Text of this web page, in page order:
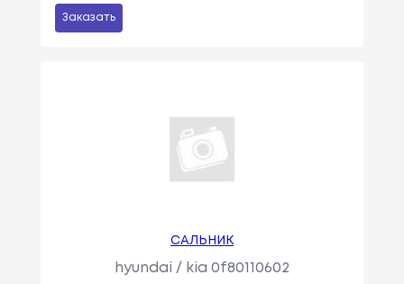
Заказать
САЛЬНИК
hyundai / kia 0f80110602